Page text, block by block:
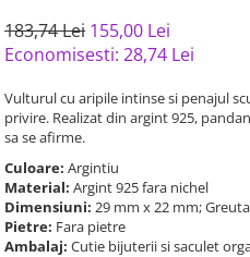
183,74 Lei 155,00 Lei
Economisesti: 28,74 Lei
Vulturul cu aripile intinse si penajul
privire. Realizat din argint 925,
sa se afirme.
Culoare: Argintiu
Material: Argint 925 fara nichel
Dimensiuni: 29 mm x 22 mm;
Pietre: Fara pietre
Ambalaj: Cutie bijuterii si saculet